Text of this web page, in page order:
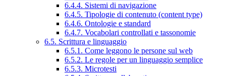
6.4.4. Sistemi di navigazione
6.4.5. Tipologie di contenuto (content type)
6.4.6. Ontologie e standard
6.4.7. Vocabolari controllati e tassonomie
6.5. Scrittura e linguaggio
6.5.1. Come leggono le persone sul web
6.5.2. Le regole per un linguaggio semplice
6.5.3. Microtesti